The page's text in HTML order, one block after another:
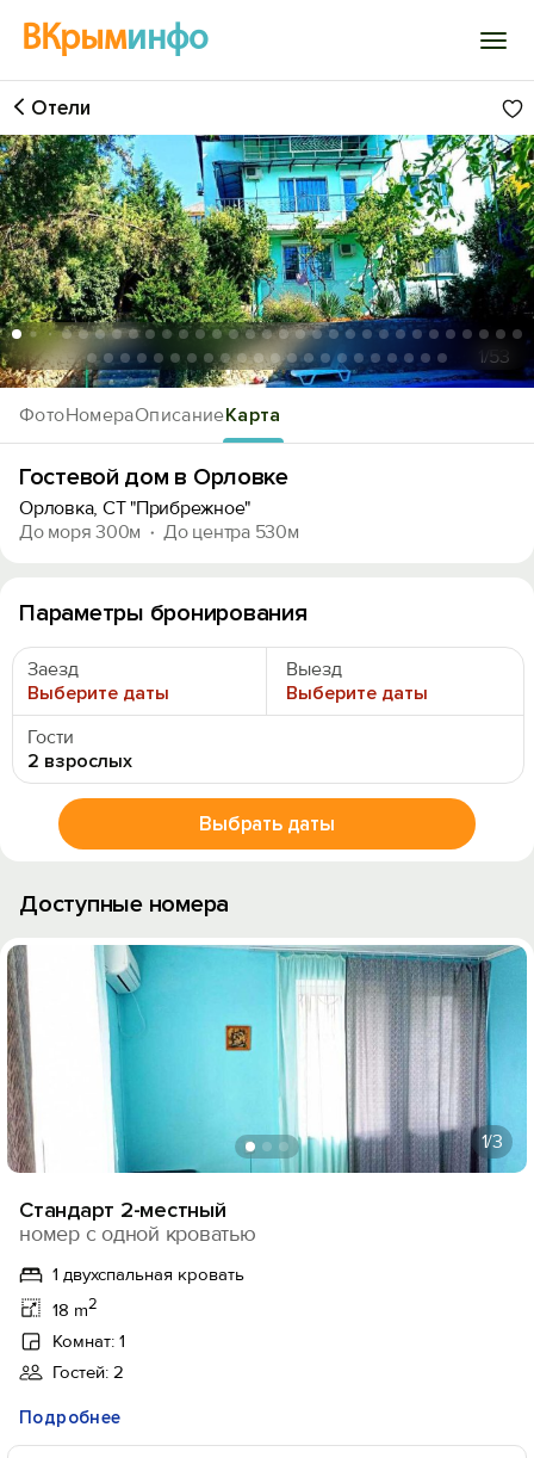
ВКрыминфо
Войти
Избранное
История просмотра
Добавить свой объект
ФотоНомераОписаниеКарта
Отели
1/53
Гостевой дом в Орловке
Орловка, СТ "Прибрежное"
До моря 300м
До центра 530м
Параметры бронирования
Заезд
Выберите даты
Выезд
Выберите даты
Гости
2 взрослых
Выбрать даты
Доступные номера
1/3
Стандарт 2-местный
номер с одной кроватью
1 двухспальная кровать
18 m2
Комнат: 1
Гостей: 2
Подробнее